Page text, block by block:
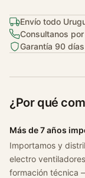
a
n
t
d
Envío todo
Consultanos
Garantía 90 días
¿Por qué
Más de 7 años
Importamos y
electro
formación técnica